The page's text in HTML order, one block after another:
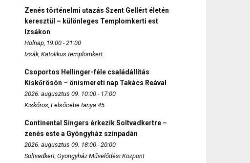
Zenés történelmi utazás Szent Gellért életén
keresztül – különleges Templomkerti est
Izsákon
Holnap, 19:00 - 21:00
Izsák, Katolikus templomkert
Csoportos Hellinger-féle családállítás
Kiskőrösön – önismereti nap Takács Reával
2026. augusztus 09. 10:00 - 17:00
Kiskőrös, Felsőcebe tanya 45.
Continental Singers érkezik Soltvadkertre –
zenés este a Gyöngyház színpadán
2026. augusztus 09. 18:00 - 20:00
Soltvadkert, Gyöngyház Művelődési Központ